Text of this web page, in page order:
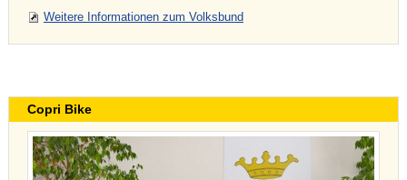
Weitere Informationen zum Volksbund
Copri Bike